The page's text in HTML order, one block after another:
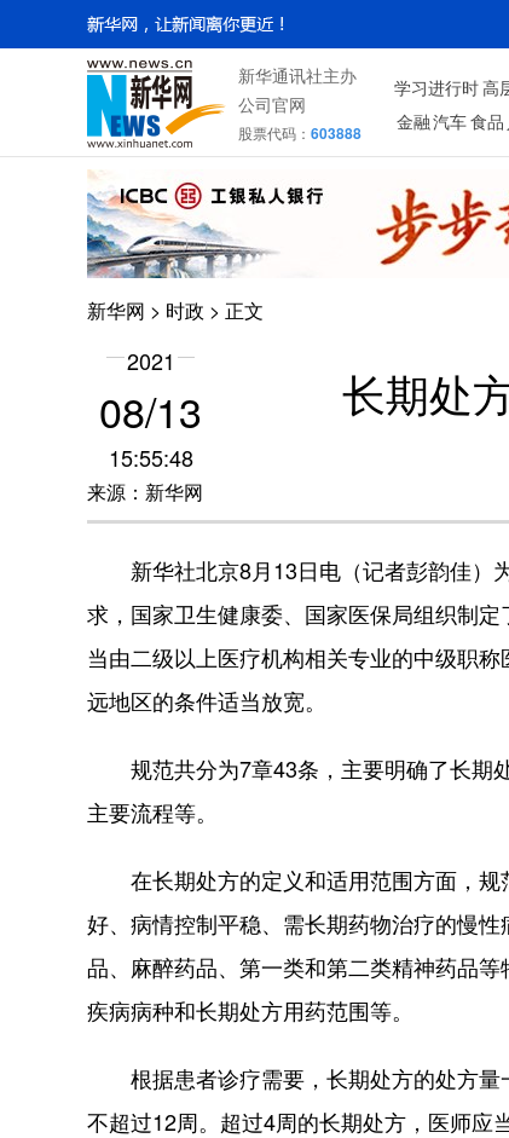
新华通讯社主办
公司官网
股票代码： 603888
学习进行时高
金融汽车食品
新华网 > 时政 > 正文
2021
08/13
15:55:48
来源：新华网
长期处
新华社北京8月13日电（记者彭韵佳）
求，国家卫生健康委、国家医保局组织制
当由二级以上医疗机构相关专业的中级职
远地区的条件适当放宽。
规范共分为7章43条，主要明确了长期
主要流程等。
在长期处方的定义和适用范围方面，规
好、病情控制平稳、需长期药物治疗的慢
品、麻醉药品、第一类和第二类精神药品
疾病病种和长期处方用药范围等。
根据患者诊疗需要，长期处方的处方量
不超过12周。超过4周的长期处方，医师应